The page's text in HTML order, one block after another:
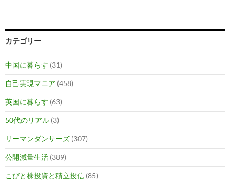
カテゴリー
中国に暮らす (31)
自己実現マニア (458)
英国に暮らす (63)
50代のリアル (3)
リーマンダンサーズ (307)
公開減量生活 (389)
こびと株投資と積立投信 (85)